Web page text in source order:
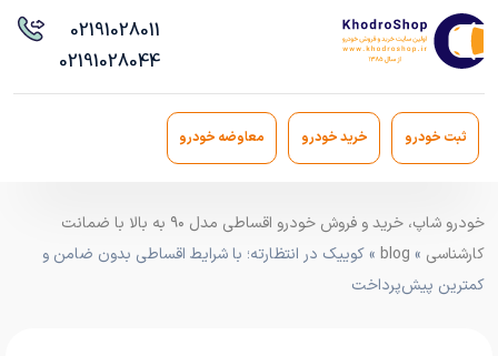
02191028011
02191028044
ثبت خودرو خرید خودرو معاوضه خودرو
خودرو شاپ، خرید و فروش خودرو اقساطی مدل ۹۰ به بالا با ضمانت
کارشناسی »
blog » کوییک در انتظارته؛ با شرایط اقساطی بدون ضامن و
کمترین پیش‌پرداخت